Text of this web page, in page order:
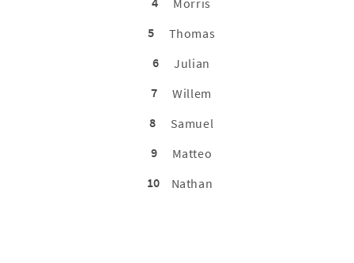
5
Thomas
6
Julian
7
Willem
8
Samuel
9
Matteo
10
Nathan